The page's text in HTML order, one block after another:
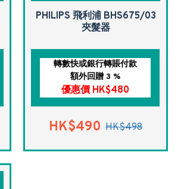
PHILIPS 飛利浦 BHS675/03
夾髮器
轉數快或銀行轉賬付款
額外回贈 3 %
優惠價 HK$480
HK$490 HK$498